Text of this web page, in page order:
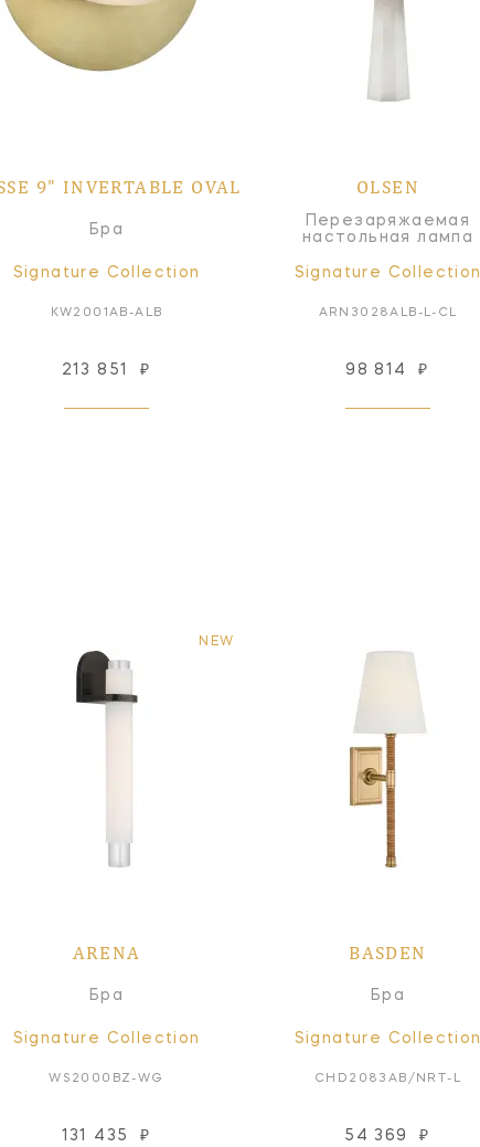
9" INVERTABLE OVAL
Бра
Signature Collection
KW2001AB-ALB
213 851 ₽
OLSEN
Перезаряжаемая
настольная лампа
Signature Collection
ARN3028ALB-L-CL
98 814 ₽
NEW
ARENA
Бра
Signature Collection
WS2000BZ-WG
131 435 ₽
BASDEN
Бра
Signature Collection
CHD2083AB/NRT-L
54 369 ₽